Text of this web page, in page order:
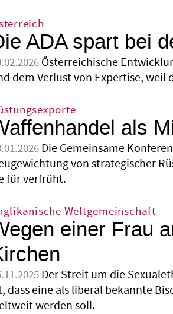
ADA spart bei
Österreichische
dem Verlust von Expertise, weil
als
Die Gemeinsame
von strategischer
für verfrüht.
Weltgemeinschaft
einer Frau
Der Streit um die
dass eine als liberal bekannte
werden soll.